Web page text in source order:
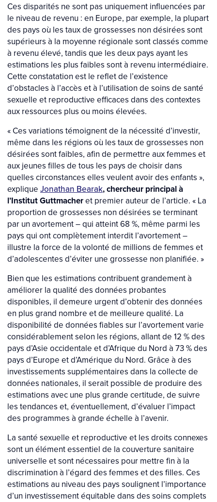
Ces disparités ne sont pas uniquement influencées par
le niveau de revenu : en Europe, par exemple, la plupart
des pays où les taux de grossesses non désirées sont
supérieurs à la moyenne régionale sont classés comme
à revenu élevé, tandis que les deux pays ayant les
estimations les plus faibles sont à revenu intermédiaire.
Cette constatation est le reflet de l’existence
d’obstacles à l’accès et à l’utilisation de soins de santé
sexuelle et reproductive efficaces dans des contextes
aux ressources plus ou moins élevées.
« Ces variations témoignent de la nécessité d’investir,
même dans les régions où les taux de grossesses non
désirées sont faibles, afin de permettre aux femmes et
aux jeunes filles de tous les pays de choisir dans
quelles circonstances elles veulent avoir des enfants »,
explique Jonathan Bearak, chercheur principal à
l’Institut Guttmacheret premier auteur de l’article. « La
proportion de grossesses non désirées se terminant
par un avortement – qui atteint 68 %, même parmi les
pays qui ont complètement interdit l’avortement –
illustre la force de la volonté de millions de femmes et
d’adolescentes d’éviter une grossesse non planifiée. »
Bien que les estimations contribuent grandement à
améliorer la qualité des données probantes
disponibles, il demeure urgent d’obtenir des données
en plus grand nombre et de meilleure qualité. La
disponibilité de données fiables sur l’avortement varie
considérablement selon les régions, allant de 12 % des
pays d’Asie occidentale et d’Afrique du Nord à 73 % des
pays d’Europe et d’Amérique du Nord. Grâce à des
investissements supplémentaires dans la collecte de
données nationales, il serait possible de produire des
estimations avec une plus grande certitude, de suivre
les tendances et, éventuellement, d’évaluer l’impact
des programmes à grande échelle à l’avenir.
La santé sexuelle et reproductive et les droits connexes
sont un élément essentiel de la couverture sanitaire
universelle et sont nécessaires pour mettre fin à la
discrimination à l’égard des femmes et des filles. Ces
estimations au niveau des pays soulignent l’importance
d’un investissement équitable dans des soins complets